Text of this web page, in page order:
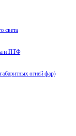
света
и ПТФ
огней фар)